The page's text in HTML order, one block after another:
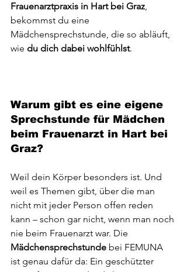
Frauenarztpraxis in Hart bei Graz,
bekommst du eine
Mädchensprechstunde, die so abläuft,
wie du dich dabei wohlfühlst.
Warum gibt es eine eigene
Sprechstunde für Mädchen
beim Frauenarzt in Hart bei
Graz?
Weil dein Körper besonders ist. Und
weil es Themen gibt, über die man
nicht mit jeder Person offen reden
kann – schon gar nicht, wenn man noch
nie beim Frauenarzt war. Die
Mädchensprechstunde bei FEMUNA
ist genau dafür da: Ein geschützter